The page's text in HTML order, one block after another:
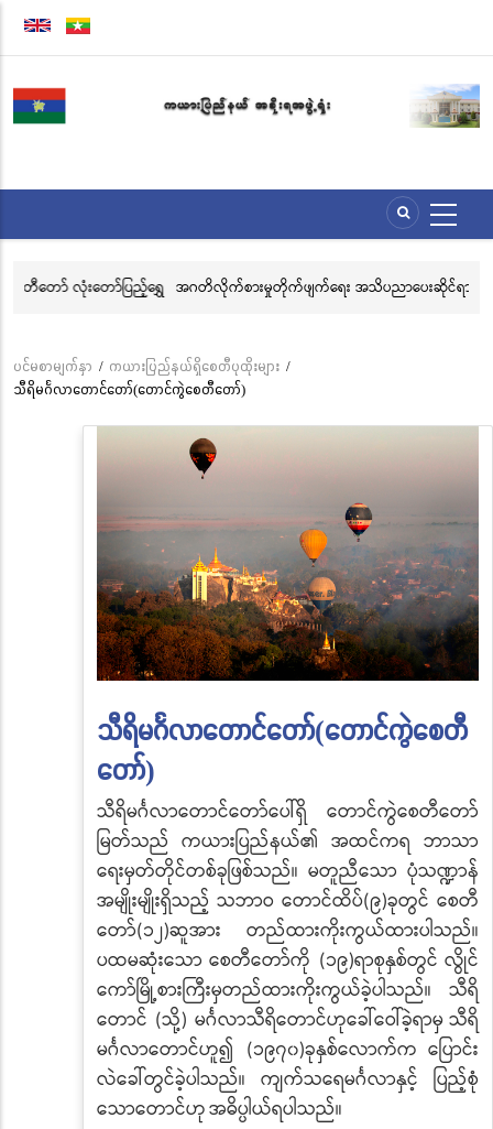
အဓိက
အကြောင်းအရာ
သွား
မည်
ပြည့်ရွှေ အဂတိလိုက်စားမှုတိုက်ဖျက်ရေး အသိပညာပေးဆိုင်ရာ ပိုစတာ၊ ပန်းချီနှင့်
Breadcrumb
ပင်မစာမျက်နှာ / ကယားပြည်နယ်ရှိစေတီပုထိုးများ /
သီရိမင်္ဂလာတောင်တော်(တောင်ကွဲစေတီတော်)
သီရိမင်္ဂလာတောင်တော်(တောင်ကွဲစေတီ
တော်)
သီရိမင်္ဂလာတောင်တော်ပေါ်ရှိ
တောင်ကွဲစေတီတော်
မြတ်သည် ကယားပြည်နယ်၏ အထင်ကရ ဘာသာ
ရေးမှတ်တိုင်တစ်ခုဖြစ်သည်။ မတူညီသော ပုံသဏ္ဍာန်
အမျိုးမျိုးရှိသည့် သဘာဝ တောင်ထိပ်(၉)ခုတွင် စေတီ
တော်(၁၂)ဆူအား
တည်ထားကိုးကွယ်ထားပါသည်။
ပထမဆုံးသော စေတီတော်ကို (၁၉)ရာစုနှစ်တွင် လွိုင်
ကော်မြို့စားကြီးမှတည်ထားကိုးကွယ်ခဲ့ပါသည်။
သီရိ
တောင် (သို့) မင်္ဂလာသီရိတောင်ဟုခေါ်ဝေါ်ခဲ့ရာမှသီရိ
မင်္ဂလာတောင်ဟူ၍ (၁၉၇၀)ခုနှစ်လောက်က ပြောင်း
လဲခေါ်တွင်ခဲ့ပါသည်။ ကျက်သရေမင်္ဂလာနှင့်
ပြည့်စုံ
သောတောင်ဟုအဓိပ္ပါယ်ရပါသည်။